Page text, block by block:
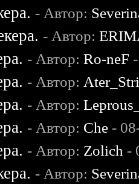
- Автор:
- Автор:
- Автор:Ro-neF
- Автор:
- Автор:
- Автор: Che -
- Автор: Zolich -
- Автор: